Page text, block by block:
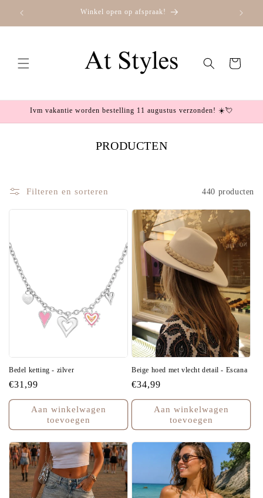
naar de
Winkel open op afspraak!
Winkelwagen
Ivm vakantie worden bestelling 11 augustus verzonden! ☀️💘
C
E
C
T
I
E
PRODUCTEN
Filteren en sorteren 440 producten
Bedel ketting - zilver
Normale
prijs
€31,99
Aan winkelwagen
toevoegen
Beige hoed met vlecht detail - Escana
Normale
prijs
€34,99
Aan winkelwagen
toevoegen